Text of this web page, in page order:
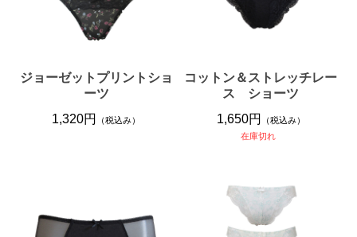
ジョーゼットプリントショ
ーツ
1,320円
（税込み）
コットン＆ストレッチレー
ス ショーツ
1,650円
（税込み）
在庫切れ